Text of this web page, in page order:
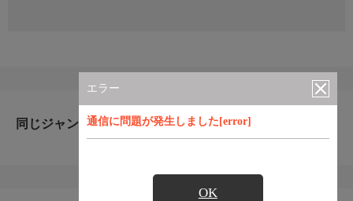
エラー
通信に問題が発生しました[error]
OK
同じジャンルのおすすめ番組